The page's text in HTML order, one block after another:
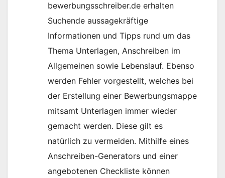
bewerbungsschreiber.de erhalten
Suchende aussagekräftige
Informationen und Tipps rund um das
Thema Unterlagen, Anschreiben im
Allgemeinen sowie Lebenslauf. Ebenso
werden Fehler vorgestellt, welches bei
der Erstellung einer Bewerbungsmappe
mitsamt Unterlagen immer wieder
gemacht werden. Diese gilt es
natürlich zu vermeiden. Mithilfe eines
Anschreiben-Generators und einer
angebotenen Checkliste können